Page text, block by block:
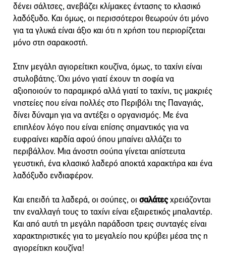
δένει σάλτσες, ανεβάζει κλίμακες έντασης το κλασικό
λαδόξυδο. Και όμως, οι περισσότεροι θεωρούν ότι μόνο
για τα γλυκά είναι άξιο και ότι η χρήση του περιορίζεται
μόνο στη σαρακοστή.
Στην μεγάλη αγιορείτικη κουζίνα, όμως, το ταχίνι είναι
στυλοβάτης. Όχι μόνο γιατί έχουν τη σοφία να
αξιοποιούν το παραμικρό αλλά γιατί το ταχίνι, τις μακριές
νηστείες που είναι πολλές στο Περιβόλι της Παναγιάς,
δίνει δύναμη για να αντέξει ο οργανισμός. Με ένα
επιπλέον λόγο που είναι επίσης σημαντικός για να
ευφραίνει καρδία αφού όπου μπαίνει αλλάζει το
περιβάλλον. Μια άνοστη σούπα γίνεται απίστευτα
γευστική, ένα κλασικό λαδερό αποκτά χαρακτήρα και ένα
λαδόξυδο ενδιαφέρον.
Και επειδή τα λαδερά, οι σούπες, οι σαλάτεςχρειάζονται
την εναλλαγή τους το ταχίνι είναι εξαιρετικός μπαλαντέρ.
Και από αυτή τη μεγάλη παράδοση τρεις συνταγές είναι
χαρακτηριστικές για το μεγαλείο που κρύβει μέσα της η
αγιορείτικη κουζίνα!